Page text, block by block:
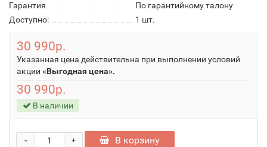
Гарантия
По гарантийному талону
Доступно:
1 шт.
30 990р.
Указанная цена действительна при выполнении условий
акции «Выгодная цена».
30 990р.
В наличии
+
- В корзину